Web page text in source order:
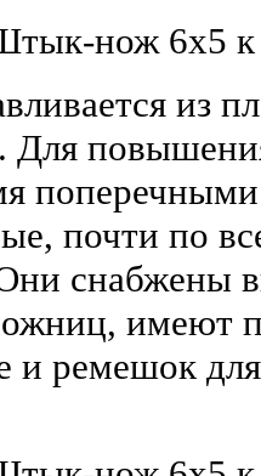
из
Для
почти по
снабжены
имеют
и ремешок